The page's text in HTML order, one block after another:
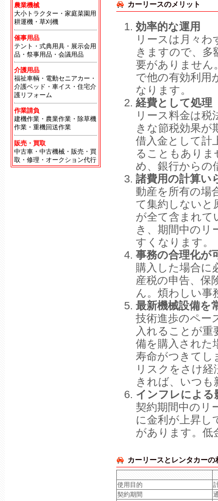
農業機械
大小トラクター・家庭菜園用
耕運機・草刈機
催事用品
テント・式典用具・展示会用
品・祭事用品・会議用品
介護用品
福祉車輌・電動セニアカー・
介護ベッド・車イス・住宅介
護リフォーム
作業請負
建機作業・農業作業・除草機
作業・重機回送作業
販売・買取
中古車・中古機械・販売・買
取・修理・オークション代行
カーリースのメリット
効率的な運用
リースは月々
きますので、多
要がありません
で他の有効利用
なります。
経費として処理
リース料金は
きな節税効果が
借入金として計
ることもありま
め、銀行からの
諸費用の計算い
動産を所有の場
て集約しないと
が全て含まれて
き、期間中のリ
すくなります。
事務の合理化が
購入した場合に
産税の申告、保
ん。煩わしい事
最新機械設備を
技術進歩のペー
入れることが重
備を購入された
寿命がつきてし
リスクをさけ経
きれば、いつも
インフレによる
契約期間中のリ
に金利が上昇し
があります。低
カーリースとレンタカーの
使用目的
契約期間